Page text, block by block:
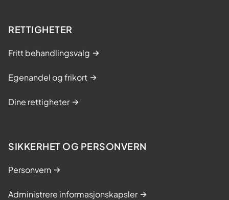
RETTIGHETER
Fritt behandlingsvalg
Egenandel og frikort
Dine rettigheter
SIKKERHET OG PERSONVERN
Personvern
Administrere informasjonskapsler